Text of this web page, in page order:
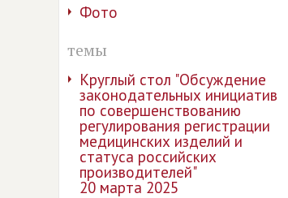
Фото
темы
Круглый стол "Обсуждение
законодательных инициатив
по совершенствованию
регулирования регистрации
медицинских изделий и
статуса российских
производителей"
20 марта 2025